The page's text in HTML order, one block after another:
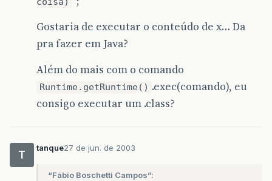
Gostaria de executar o conteúdo de x… Da
pra fazer em Java?
Além do mais com o comando
Runtime.getRuntime() .exec(comando), eu
consigo executar um .class?
T
tanque27 de jun. de 2003
“Fábio Boschetti Campos”: